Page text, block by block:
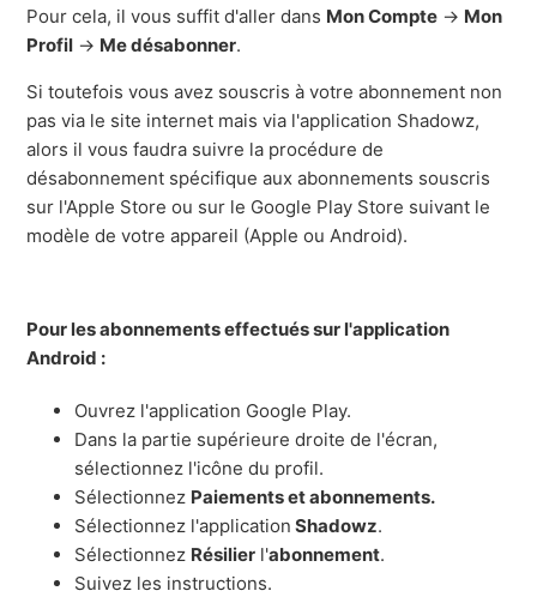
Pour cela, il vous suffit d'aller dans Mon Compte -> Mon
Profil -> Me désabonner.
Si toutefois vous avez souscris à votre abonnement non
pas via le site internet mais via l'application Shadowz,
alors il vous faudra suivre la procédure de
désabonnement spécifique aux abonnements souscris
sur l'Apple Store ou sur le Google Play Store suivant le
modèle de votre appareil (Apple ou Android).
Pour les abonnements effectués sur l'application
Android :
Ouvrez l'application Google Play.
Dans la partie supérieure droite de l'écran,
sélectionnez l'icône du profil.
Sélectionnez Paiements et abonnements.
Sélectionnez l'application Shadowz.
Sélectionnez Résilier l'abonnement.
Suivez les instructions.